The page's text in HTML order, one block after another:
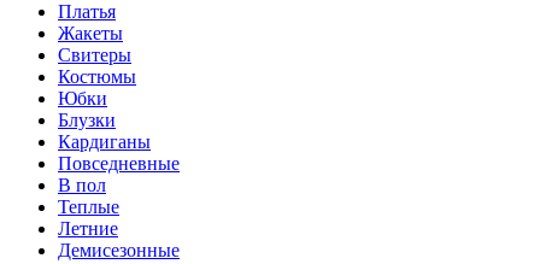
Платья
Жакеты
Свитеры
Костюмы
Юбки
Блузки
Кардиганы
Повседневные
В пол
Теплые
Летние
Демисезонные